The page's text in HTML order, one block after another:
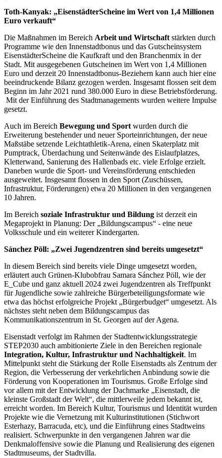
Toth-Kanyak: „EisenstädterScheine im Wert von 1,4 Millionen
Euro verkauft“
Die Maßnahmen im Bereich Arbeit und Wirtschaft stärkten durch
Programme wie den Innenstadtbonus und das Gutscheinsystem
EisenstädterScheine die Kaufkraft und den Branchenmix in der
Stadt. Mit ausgegebenen Gutscheinen im Wert von 1,4 Millionen
Euro und derzeit 20 Innenstadtbonus-Beziehern kann auch hier eine
beeindruckende Bilanz gezogen werden. Insgesamt flossen seit dem
Beginn im Jahr 2021 rund 380.000 Euro in diese Betriebsförderung.
Mit der Einführung des Stadtmanagements wurden weitere Impulse
gesetzt.
Auch im Bereich Bewegung und Sport wurden durch die
Erweiterung bestehender und neuer Sporteinrichtungen, der neue
Maßstäbe setzende Leichtathletik-Arena, einen Skaterplatz mit
Pumptrack, Überdachung und Seitenwände des Eislaufplatzes,
Kletterwand, Sanierung des Hallenbads etc. viele Erfolge erzielt.
Daneben wurde die Sport- und Vereinsförderung entschieden
ausgeweitet. Insgesamt flossen in den Sport (Zuschüssen,
Infrastruktur, Förderungen) etwa 20 Millionen in den vergangenen
10 Jahren.
Im Bereich soziale Infrastruktur und Bildung ist derzeit ein
Megaprojekt in Planung: Der „Bildungscampus“ - eine neue
Volksschule und ein weiterer Kindergarten.
Sánchez Pöll: „Zwei Jugendzentren sind bereits umgesetzt“
In diesem Bereich sind bereits viele Dinge umgesetzt worden,
erläutert auch Grünen-Klubobfrau Samara Sánchez Pöll, wie der
E_Cube und ganz aktuell 2024 zwei Jugendzentren als Treffpunkt
für Jugendliche sowie zahlreiche Bürgerbeteiligungsformate wie
etwa das höchst erfolgreiche Projekt „Bürgerbudget“ umgesetzt. Als
nächstes steht neben dem Bildungscampus das
Kommunikationszentrum in St. Georgen auf der Agena.
Eisenstadt verfolgt im Rahmen der Stadtentwicklungsstrategie
STEP2030 auch ambitionierte Ziele in den Bereichen regionale
Integration, Kultur, Infrastruktur und Nachhaltigkeit. Im
Mittelpunkt steht die Stärkung der Rolle Eisenstadts als Zentrum der
Region, die Verbesserung der verkehrlichen Anbindung sowie die
Förderung von Kooperationen im Tourismus. Große Erfolge sind
vor allem mit der Entwicklung der Dachmarke „Eisenstadt, die
kleinste Großstadt der Welt“, die mittlerweile jedem bekannt ist,
erreicht worden. Im Bereich Kultur, Tourismus und Identität wurden
Projekte wie die Vernetzung mit Kulturinstitutionen (Stichwort
Esterhazy, Barracuda, etc), und die Einführung eines Stadtweins
realisiert. Schwerpunkte in den vergangenen Jahren war die
Denkmaloffensive sowie die Planung und Realisierung des eigenen
Stadtmuseums, der Stadtvilla.